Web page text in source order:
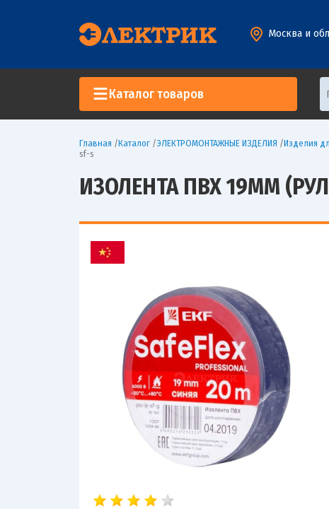
Москва и
Каталог товаров
Главная /Каталог /ЭЛЕКТРОМОНТАЖНЫЕ ИЗДЕЛИЯ /Изделия
sf-s
ИЗОЛЕНТА ПВХ 19ММ